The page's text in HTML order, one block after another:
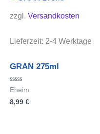
zzgl. Versandkosten
Lieferzeit: 2-4 Werktage
GRAN 275ml
Bewertet
0
Eheim
8,99 €